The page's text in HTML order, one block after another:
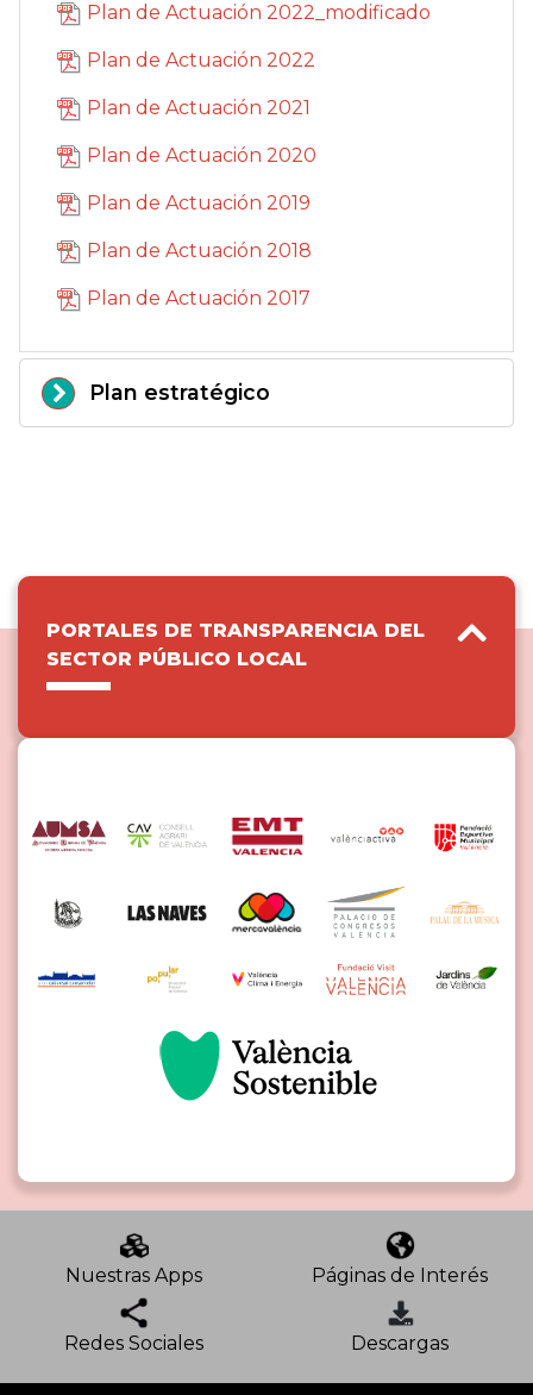
Plan de Actuación 2022_modificado
Plan de Actuación 2022
Plan de Actuación 2021
Plan de Actuación 2020
Plan de Actuación 2019
Plan de Actuación 2018
Plan de Actuación 2017
Plan estratégico
PORTALES DE TRANSPARENCIA DEL
SECTOR PÚBLICO LOCAL
Nuestras Apps Páginas de Interés
Redes Sociales Descargas